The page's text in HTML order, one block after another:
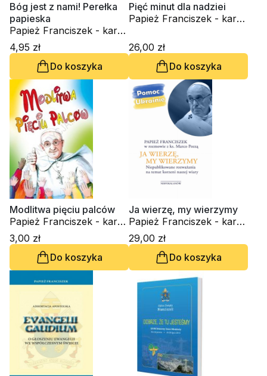
Bóg jest z nami! Perełka
papieska
Papież Franciszek - kard.
Jorge Mario Bergoglio
4,95 zł
Do koszyka
Pięć minut dla nadziei
Papież Franciszek - kard.
26,00 zł
Do koszyka
Modlitwa pięciu palców
Papież Franciszek - kard.
Jorge Mario Bergoglio
3,00 zł
Do koszyka
Ja wierzę, my wierzymy
Papież Franciszek - kard.
Jorge Mario Bergoglio
29,00 zł
Do koszyka